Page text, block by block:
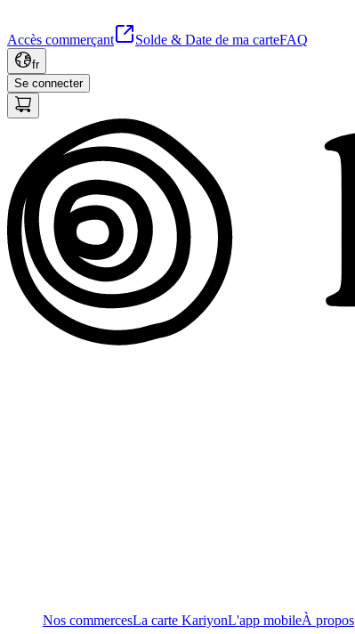
Accès commerçant Solde & Date de ma carteFAQ
fr
Se connecter
Nos commercesLa carte KariyonL'app mobileÀ propos